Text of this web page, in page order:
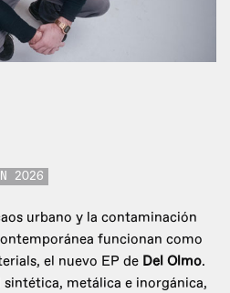
2026
urbano y la contaminación
funcionan como
el nuevo EP de Del Olmo.
metálica e inorgánica,